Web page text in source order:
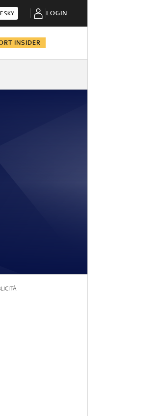
SKY LOGIN
INSIDER